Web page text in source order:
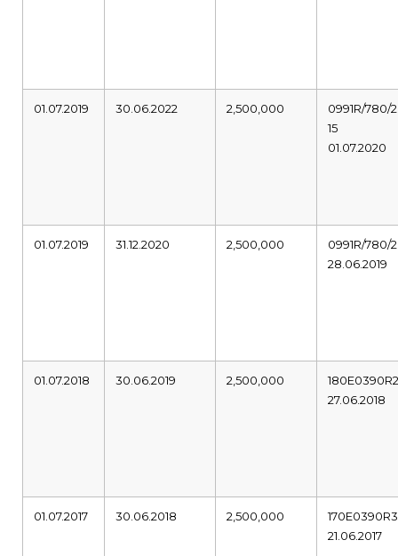
01.07.2019 30.06.2022 2,500,000
0991R/780/
15
01.07.2020
01.07.2019 31.12.2020 2,500,000
0991R/780/
28.06.2019
01.07.2018 30.06.2019 2,500,000
27.06.2018
01.07.2017 30.06.2018 2,500,000
21.06.2017